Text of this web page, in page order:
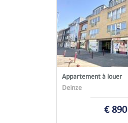
Appartement à louer
Deinze
€ 890